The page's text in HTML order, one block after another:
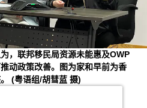
，联邦移民局资源未能惠及OWP
动政策改善。图为家和早前为香
。(粤语组/胡彗蓝 摄)